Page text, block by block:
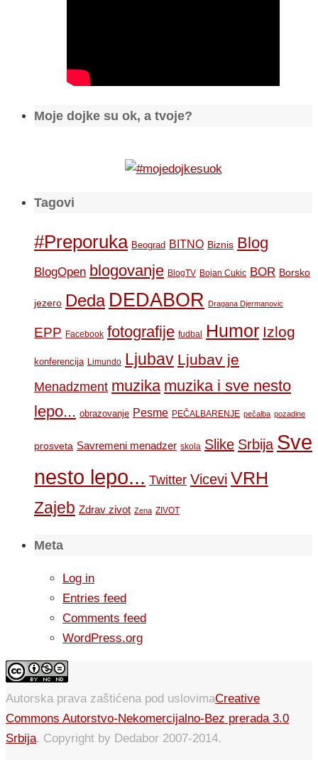
Moje dojke su ok, a tvoje?
Tagovi
#Preporuka Beograd BITNO Biznis Blog
BlogOpen blogovanje BlogTV Bojan Cukic BOR Borsko
jezero Deda DEDABOR Dragana Djermanovic
EPP Facebook fotografije fudbal Humor Izlog
konferencija Limundo Ljubav Ljubav je
Menadzment muzika muzika i sve nesto
lepo... obrazovanje Pesme PEČALBARENJE pečalba pozadine
prosveta Savremeni menadzer skola Slike Srbija Sve
nesto lepo... Twitter Vicevi VRH
Zajeb Zdrav zivot Zena ZIVOT
Meta
Log in
Entries feed
Comments feed
WordPress.org
Autorska prava zaštićena pod uslovimaCreative
Commons Autorstvo-Nekomercijalno-Bez prerada 3.0
Srbija. Copyright by Dedabor 2007-2014.